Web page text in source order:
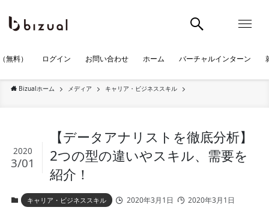
無料） ログイン お問い合わせ ホーム バーチャルインターン
Bizualホーム メディア キャリア・ビジネススキル
【データアナリストを徹底分析】
2つの型の違いやスキル、需要を
紹介！
2020
3/01
キャリア・ビジネススキル 2020年3月1日 2020年3月1日